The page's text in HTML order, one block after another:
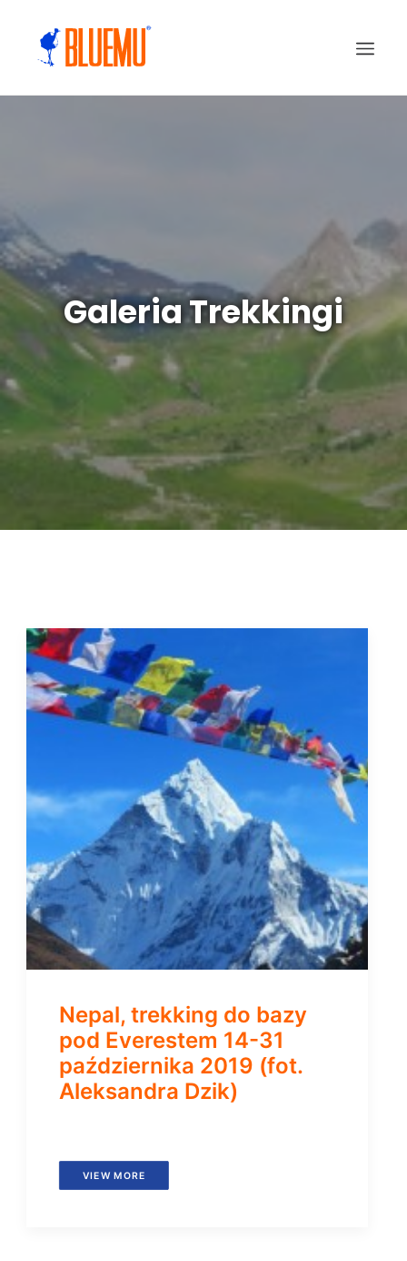
Galeria Trekkingi
Nepal, trekking do bazy
pod Everestem 14-31
października 2019 (fot.
Aleksandra Dzik)
VIEW MORE